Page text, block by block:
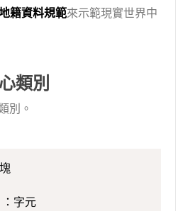
籍資料規範來示範現實世界中
類別
別。
字元